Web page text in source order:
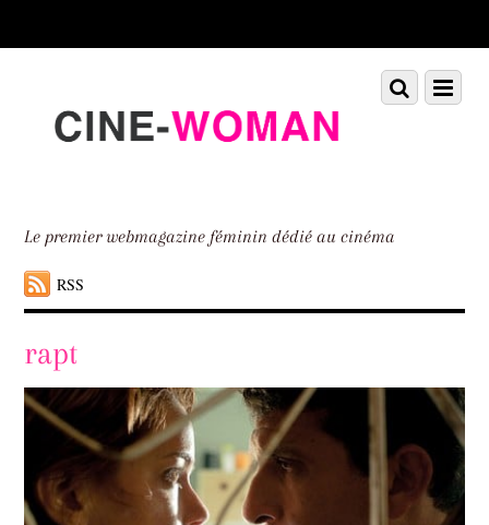
down
Le premier webmagazine féminin dédié au cinéma
RSS
Menu
Scroll
down
rapt